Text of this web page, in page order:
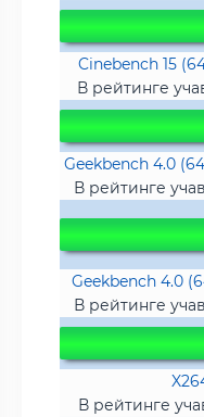
Cinebench 15
В рейтинге
Geekbench 4.0
В рейтинге
Geekbench 4.0
В рейтинге
В рейтинге